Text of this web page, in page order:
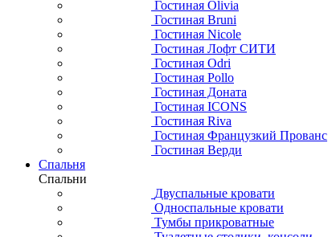
Гостиная Olivia
Гостиная Bruni
Гостиная Nicole
Гостиная Лофт СИТИ
Гостиная Odri
Гостиная Pollo
Гостиная Доната
Гостиная ICONS
Гостиная Riva
Гостиная Французкий Прованс
Гостиная Верди
Спальня
Спальни
Двуспальные кровати
Односпальные кровати
Тумбы прикроватные